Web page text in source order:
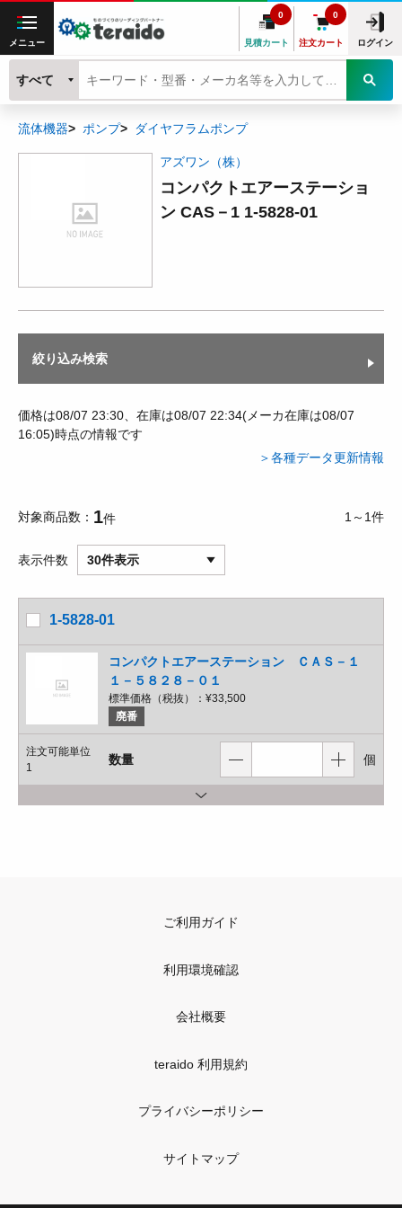
メニュー 見積カート
0
注文カート
0
ログイン
すべて
流体機器 ポンプ ダイヤフラムポンプ
アズワン（株）
コンパクトエアーステーショ
ン CAS－1 1-5828-01
絞り込み検索
価格は08/07 23:30、在庫は08/07 22:34(メーカ在庫は08/07
16:05)時点の情報です
＞各種データ更新情報
対象商品数 1件 1～1件
表示件数 30件表示
1-5828-01
コンパクトエアーステーション ＣＡＳ－１
１－５８２８－０１
標準価格（税抜）： ¥33,500
廃番
注文可能単位
1
数量 個
ご利用ガイド
利用環境確認
会社概要
teraido 利用規約
プライバシーポリシー
サイトマップ